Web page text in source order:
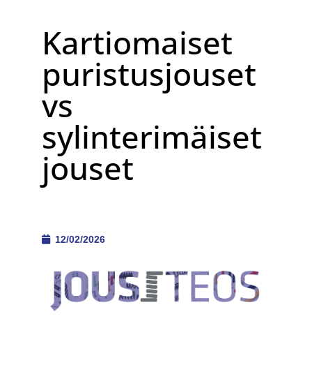
Kartiomaiset
puristusjouset
vs
sylinterimäiset
jouset
12/02/2026